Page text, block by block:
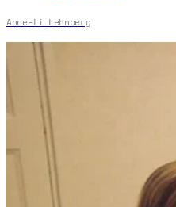
Anne-Li Lehnberg